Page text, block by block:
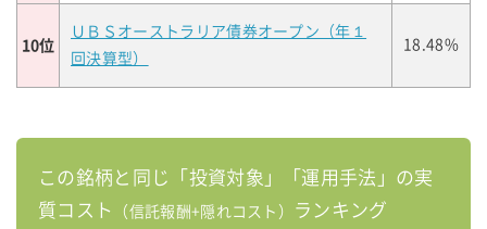
10位
ＵＢＳオーストラリア債券オープン（年１
回決算型）
18.48%
この銘柄と同じ「投資対象」「運用手法」の実
質コスト
（信託報酬+隠れコスト） ランキング